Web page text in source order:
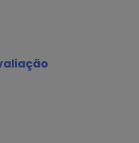
Feminina